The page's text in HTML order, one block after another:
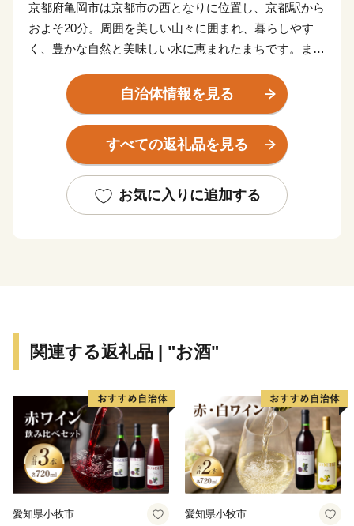
京都府亀岡市は京都市の西となりに位置し、京都駅から
およそ20分。周囲を美しい山々に囲まれ、暮らしやす
く、豊かな自然と美味しい水に恵まれたまちです。ま
ど日本の歴史が変わる発信点となったまちでもありま
秋から春にかけては、亀岡盆地一帯に発生する「丹波
霧」が、亀岡を象徴する風景として知られています。特
しく、絶景をお楽しみいただけます。
自治体情報を見る
すべての返礼品を見る
お気に入りに追加する
関連する返礼品 | "お酒"
愛知県小牧市 愛知県小牧市